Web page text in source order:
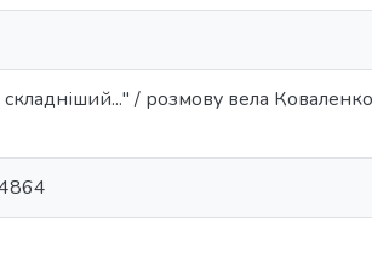
складніший..." / розмову вела